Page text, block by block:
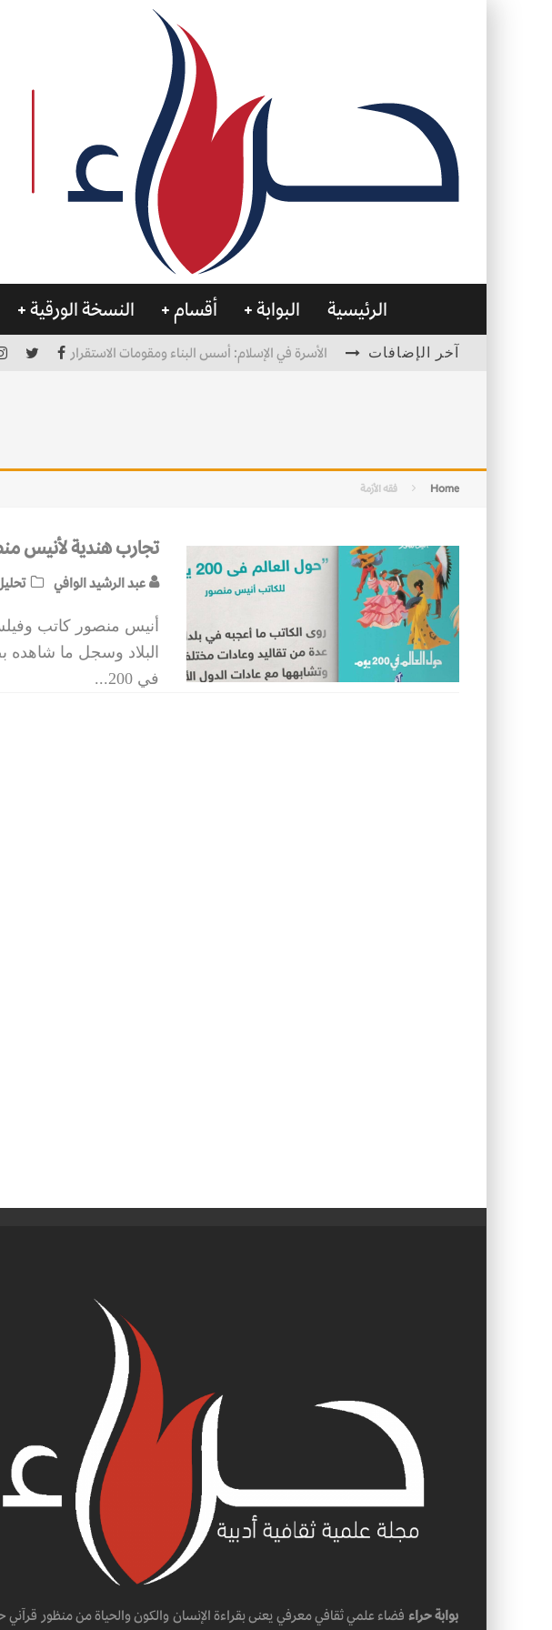
الرئيسية البوابة أقسام النسخة الورقية
آخر الإضافات الأسرة في الإسلام: أسس البناء ومقومات الاستقرار
Home فقه الأزمة
تجارب هندية لأنيس
عبد الرشيد الوافي
أنيس منصور كاتب
البلاد وسجل ما شاهده
في 200
...
بوابة حراء فضاء علمي ثقافي معرفي يعنى بقراءة الإنسان والكون والحياة من منظور